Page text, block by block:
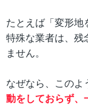
たとえば「変形地
特殊な業者は、残
ません。
なぜなら、このよ
動をしておらず、